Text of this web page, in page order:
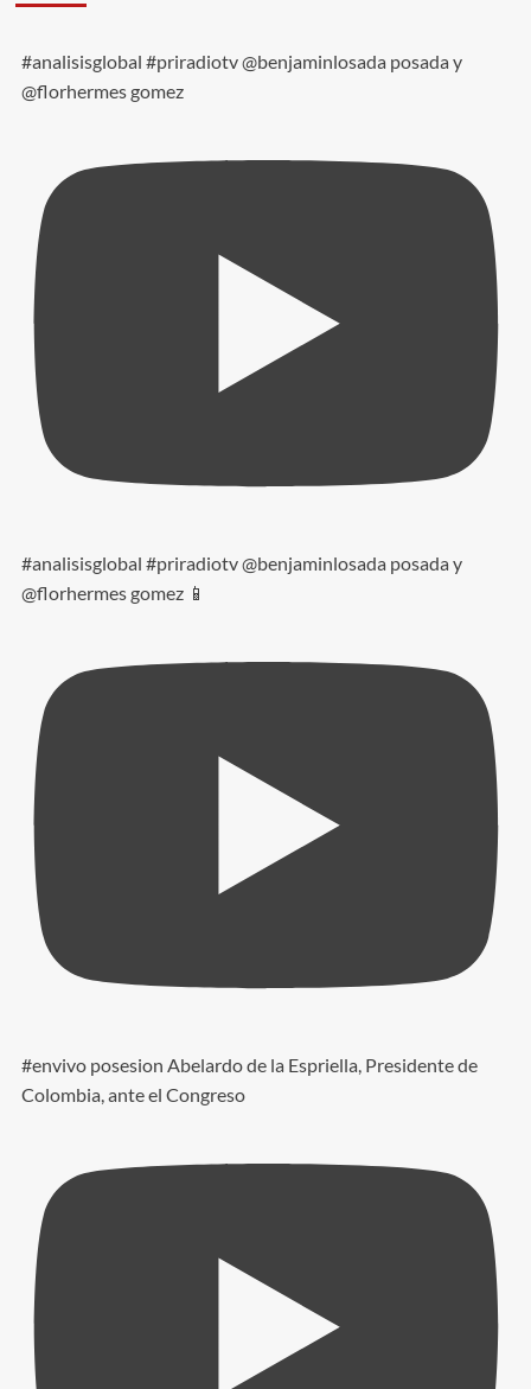
#analisisglobal #priradiotv @benjaminlosada posada y
@florhermes gomez
#analisisglobal #priradiotv @benjaminlosada posada y
@florhermes gomez 📱
#envivo posesion Abelardo de la Espriella, Presidente de
Colombia, ante el Congreso